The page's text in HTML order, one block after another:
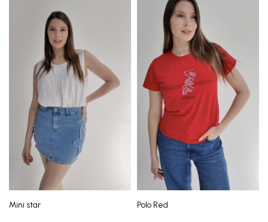
Mini star Polo Red